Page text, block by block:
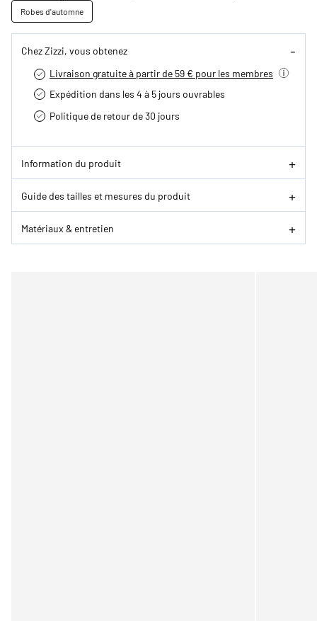
Robes d'automne
Chez Zizzi, vous obtenez
Livraison gratuite à partir de 59 € pour les membres
Expédition dans les 4 à 5 jours ouvrables
Politique de retour de 30 jours
Information du produit
Guide des tailles et mesures du produit
Matériaux & entretien